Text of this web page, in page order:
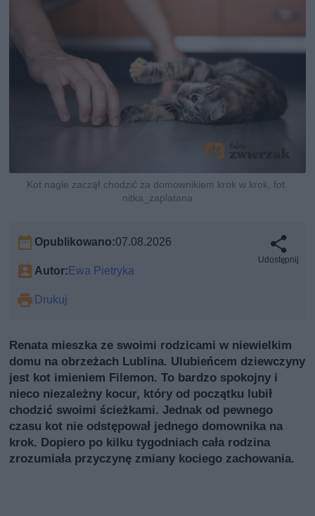
Kot nagle zaczął chodzić za domownikiem krok w krok, fot.
nitka_zaplatana
Opublikowano:07.08.2026
Autor: Ewa Pietryka
Drukuj
Udostępnij
Renata mieszka ze swoimi rodzicami w niewielkim
domu na obrzeżach Lublina. Ulubieńcem dziewczyny
jest kot imieniem Filemon. To bardzo spokojny i
nieco niezależny kocur, który od początku lubił
chodzić swoimi ścieżkami. Jednak od pewnego
czasu kot nie odstępował jednego domownika na
krok. Dopiero po kilku tygodniach cała rodzina
zrozumiała przyczynę zmiany kociego zachowania.